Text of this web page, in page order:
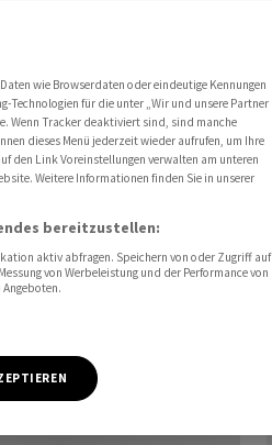
wie Browserdaten oder eindeutige Kennungen
Technologien für die unter „Wir und unsere Partner
Wenn Tracker deaktiviert sind, sind manche
dieses Menü jederzeit wieder aufrufen, um Ihre
den Link Voreinstellungen verwalten am unteren
Weitere Informationen finden Sie in unserer
bereitzustellen:
aktiv abfragen. Speichern von oder Zugriff auf
von Werbeleistung und der Performance von